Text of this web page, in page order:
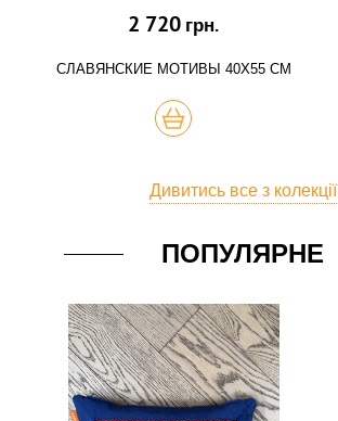
2 720 грн.
СЛАВЯНСКИЕ МОТИВЫ 40Х55 СМ
КУПИТЬ
Дивитись все з колекції
ПОПУЛЯРНЕ